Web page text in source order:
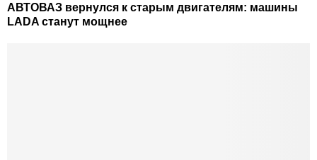
АВТОВАЗ вернулся к старым двигателям: машины
LADA станут мощнее